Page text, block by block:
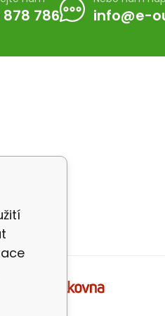
878 786 info@e-